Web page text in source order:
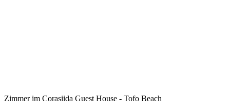
Zimmer im Corasiida Guest House - Tofo Beach